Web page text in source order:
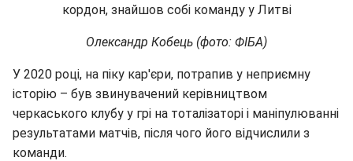
Олександр Кобець (фото: ФІБА)
У 2020 році, на піку кар'єри, потрапив у неприємну
історію – був звинувачений керівництвом
черкаського клубу у грі на тоталізаторі і маніпулюванні
результатами матчів, після чого його відчислили з
команди.